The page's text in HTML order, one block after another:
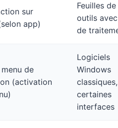
sur
app)
Feuilles
outils
de
de
(activation
Logiciels
Windows
classiques,
certaines
interfaces